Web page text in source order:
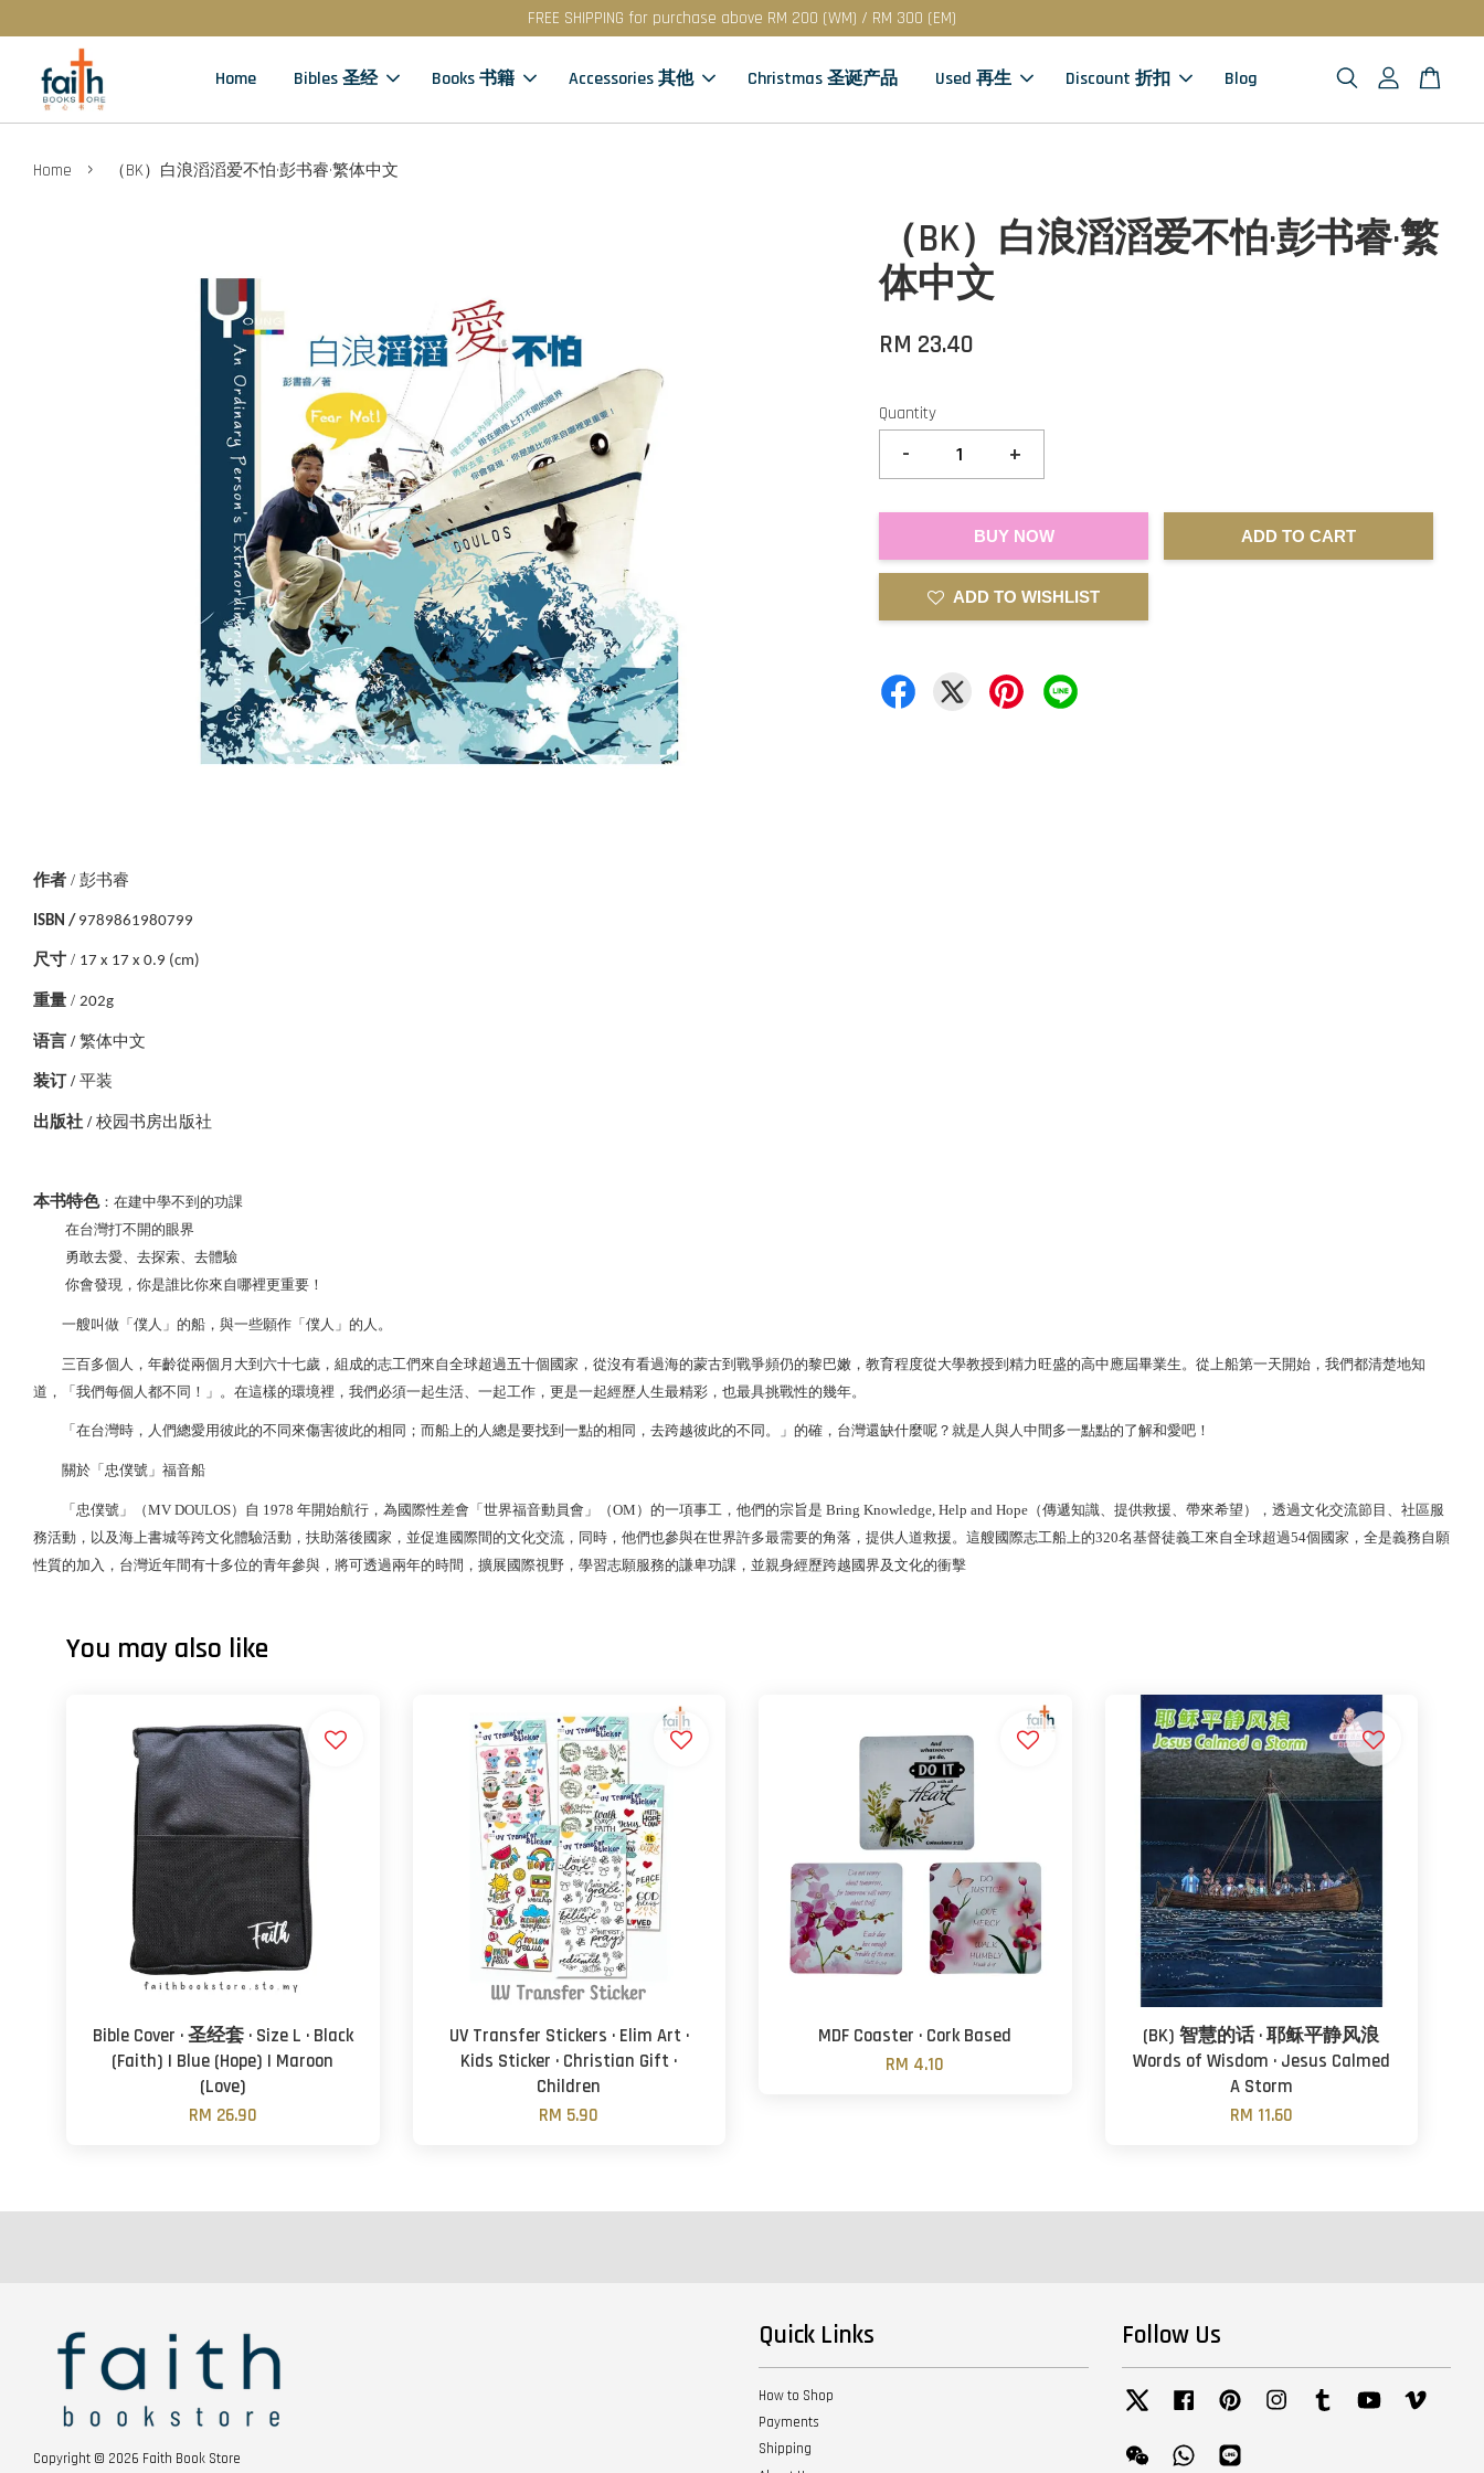
FREE SHIPPING for purchase above RM 200 (WM) / RM 300 (EM)
Home Bibles 圣经 Books 书籍 Accessories 其他 Christmas 圣诞产品 Used 再生 Discount 折扣 Blog
Home › （BK）白浪滔滔爱不怕·彭书睿·繁体中文
（BK）白浪滔滔爱不怕·彭书睿·繁
体中文
RM 23.40
Quantity
- +
BUY NOW ADD TO CART
ADD TO WISHLIST
作者 / 彭书睿
ISBN / 9789861980799
尺寸 / 17 x 17 x 0.9 (cm)
重量 / 202g
语言 /繁体中文
装订 /平装
出版社 /校园书房出版社
本书特色：在建中學不到的功課
在台灣打不開的眼界
勇敢去愛、去探索、去體驗
你會發現，你是誰比你來自哪裡更重要！
一艘叫做「僕人」的船，與一些願作「僕人」的人。
三百多個人，年齡從兩個月大到六十七歲，組成的志工們來自全球超過五十個國家，從沒有看過海的蒙古到戰爭頻仍的黎巴嫩，教育程度從大學教授到精力旺盛的高中應屆畢業生。從上船第一天開始，我們都清楚地知
道，「我們每個人都不同！」。在這樣的環境裡，我們必須一起生活、一起工作，更是一起經歷人生最精彩，也最具挑戰性的幾年。
「在台灣時，人們總愛用彼此的不同來傷害彼此的相同；而船上的人總是要找到一點的相同，去跨越彼此的不同。」的確，台灣還缺什麼呢？就是人與人中間多一點點的了解和愛吧！
關於「忠僕號」福音船
「忠僕號」（MV DOULOS）自 1978 年開始航行，為國際性差會「世界福音動員會」（OM）的一項事工，他們的宗旨是 Bring Knowledge, Help and Hope（傳遞知識、提供救援、帶來希望），透過文化交流節目、社區服
務活動，以及海上書城等跨文化體驗活動，扶助落後國家，並促進國際間的文化交流，同時，他們也參與在世界許多最需要的角落，提供人道救援。這艘國際志工船上的320名基督徒義工來自全球超過54個國家，全是義務自願
性質的加入，台灣近年間有十多位的青年參與，將可透過兩年的時間，擴展國際視野，學習志願服務的謙卑功課，並親身經歷跨越國界及文化的衝擊
You may also like
Bible Cover · 圣经套 · Size L · Black
(Faith) | Blue (Hope) | Maroon
(Love)
RM 26.90
UV Transfer Stickers · Elim Art ·
Kids Sticker · Christian Gift ·
Children
RM 5.90
MDF Coaster · Cork Based
RM 4.10
(BK) 智慧的话 · 耶稣平静风浪
Words of Wisdom · Jesus Calmed
A Storm
RM 11.60
Copyright © 2026 Faith Book Store
Quick Links
How to Shop
Payments
Shipping
Follow Us
Twitter Facebook Pinterest InstagramTumblr YouTube
Wechat Whatsapp